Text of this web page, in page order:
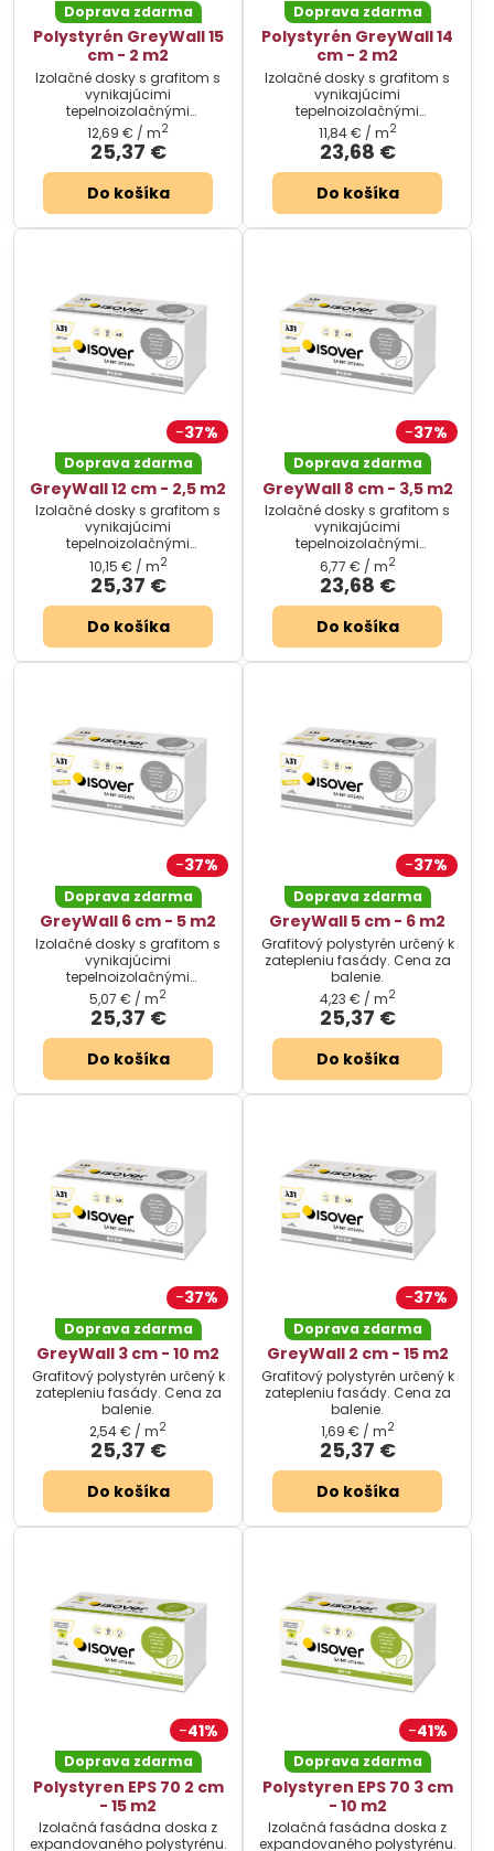
Doprava zdarma
Polystyrén GreyWall 15
cm - 2 m2
Izolačné dosky s grafitom s
vynikajúcimi
tepelnoizolačnými
vlastnosťami. Cena za
balenie.
25,37 €
12,69 € / m2
Do košíka
Doprava zdarma
Polystyrén GreyWall 14
cm - 2 m2
Izolačné dosky s grafitom s
vynikajúcimi
tepelnoizolačnými
vlastnosťami. Cena za
balenie.
23,68 €
11,84 € / m2
Do košíka
37%
Doprava zdarma
GreyWall 12 cm - 2,5 m2
Izolačné dosky s grafitom s
vynikajúcimi
tepelnoizolačnými
vlastnosťami. Cena za
balenie.
25,37 €
10,15 € / m2
Do košíka
37%
Doprava zdarma
GreyWall 8 cm - 3,5 m2
Izolačné dosky s grafitom s
vynikajúcimi
tepelnoizolačnými
vlastnosťami. Cena za
balenie.
23,68 €
6,77 € / m2
Do košíka
37%
Doprava zdarma
GreyWall 6 cm - 5 m2
Izolačné dosky s grafitom s
vynikajúcimi
tepelnoizolačnými
vlastnosťami. Cena za
balenie.
25,37 €
5,07 € / m2
Do košíka
37%
Doprava zdarma
GreyWall 5 cm - 6 m2
Grafitový polystyrén určený k
zatepleniu fasády. Cena za
balenie.
25,37 €
4,23 € / m2
Do košíka
37%
Doprava zdarma
GreyWall 3 cm - 10 m2
Grafitový polystyrén určený k
zatepleniu fasády. Cena za
balenie.
25,37 €
2,54 € / m2
Do košíka
37%
Doprava zdarma
GreyWall 2 cm - 15 m2
Grafitový polystyrén určený k
zatepleniu fasády. Cena za
balenie.
25,37 €
1,69 € / m2
Do košíka
41%
Doprava zdarma
Polystyren EPS 70 2 cm
- 15 m2
Izolačná fasádna doska z
expandovaného polystyrénu.
41%
Doprava zdarma
Polystyren EPS 70 3 cm
- 10 m2
Izolačná fasádna doska z
expandovaného polystyrénu.